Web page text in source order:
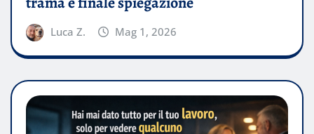
Luca Z. Mag 1, 2026